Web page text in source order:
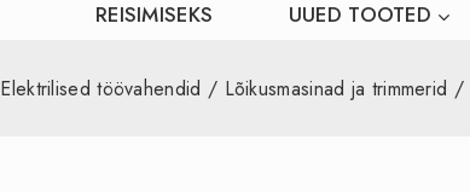
REISIMISEKS UUED TOOTED
Elektrilised töövahendid / Lõikusmasinad ja trimmerid /